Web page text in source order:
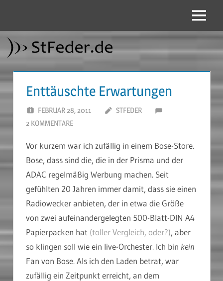
springen
Menü
Enttäuschte Erwartungen
FEBRUAR 28, 2011
STFEDER
2 KOMMENTARE
Vor kurzem war ich zufällig in einem Bose-Store.
Bose, dass sind die, die in der Prisma und der
ADAC regelmäßig Werbung machen. Seit
gefühlten 20 Jahren immer damit, dass sie einen
Radiowecker anbieten, der in etwa die Größe
von zwei aufeinandergelegten 500-Blatt-DIN A4
Papierpacken hat (toller Vergleich, oder?), aber
so klingen soll wie ein live-Orchester. Ich bin kein
Fan von Bose. Als ich den Laden betrat, war
zufällig ein Zeitpunkt erreicht, an dem